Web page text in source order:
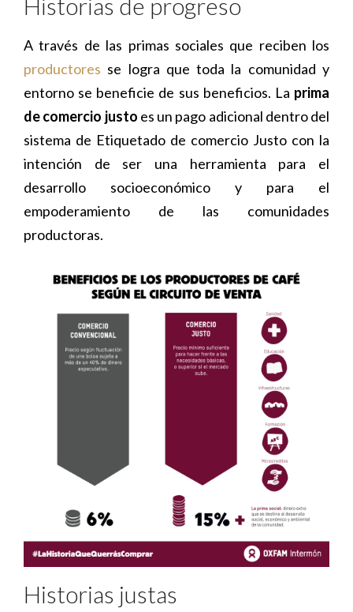
A través de las primas sociales que reciben los
productores se logra que toda la comunidad y
entorno se beneficie de sus beneficios. La prima
de comercio justo es un pago adicional dentro del
sistema de Etiquetado de comercio Justo con la
intención de ser una herramienta para el
desarrollo socioeconómico y para el
empoderamiento de las comunidades
productoras.
Historias justas